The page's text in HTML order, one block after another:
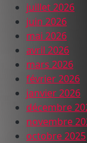
juillet 2026
juin 2026
mai 2026
avril 2026
mars 2026
février 2026
janvier 2026
décembre
novembre
octobre 2025